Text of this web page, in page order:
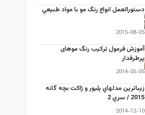
دستورالعمل انواع رنگ مو با مواد طبيعي
2015-08-05
آموزش فرمول ترکیب رنگ موهای
پرطرفدار
2014-05-05
زيباترين مدلهاي پليور و ژاكت بچه گانه
2015 / سري 2
2014-12-10